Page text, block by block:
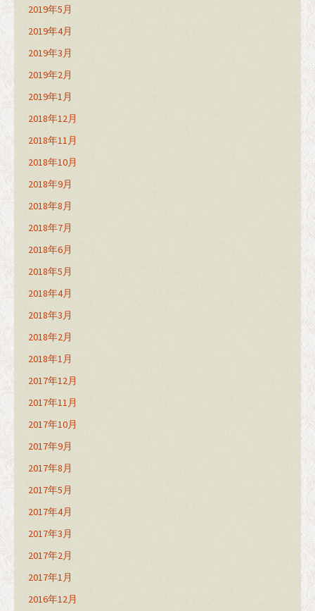
2019年5月
2019年4月
2019年3月
2019年2月
2019年1月
2018年12月
2018年11月
2018年10月
2018年9月
2018年8月
2018年7月
2018年6月
2018年5月
2018年4月
2018年3月
2018年2月
2018年1月
2017年12月
2017年11月
2017年10月
2017年9月
2017年8月
2017年5月
2017年4月
2017年3月
2017年2月
2017年1月
2016年12月